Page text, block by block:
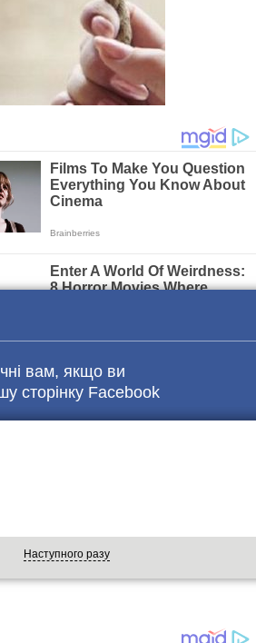
молода мама приспала дворічну
Через деякий час рідні
спиртного. Однак уже не
стала фатальною. Чому жінка
вам, якщо ви
сторінку Facebook
Наступного разу